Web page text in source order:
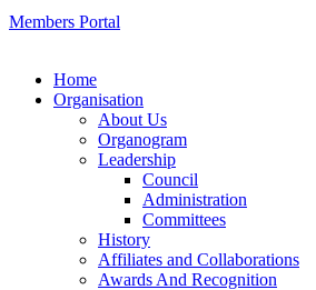
Members Portal
Home
Organisation
About Us
Organogram
Leadership
Council
Administration
Committees
History
Affiliates and Collaborations
Awards And Recognition